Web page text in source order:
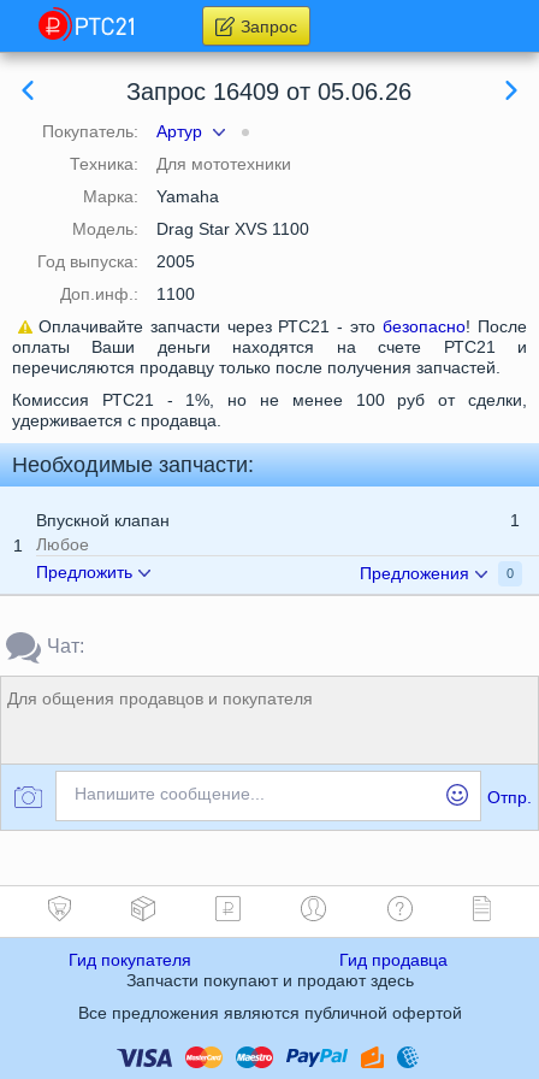
Запрос
Запрос 16409 от 05.06.26
Покупатель:
Артур
Техника:
Для мототехники
Марка:
Yamaha
Модель:
Drag Star XVS 1100
Год выпуска:
2005
Доп.инф.:
1100
Оплачивайте запчасти через РТС21 - это безопасно! После
оплаты Ваши деньги находятся на счете РТС21 и
перечисляются продавцу только после получения запчастей.
Комиссия РТС21 - 1%, но не менее 100 руб от сделки,
удерживается с продавца.
Необходимые запчасти:
1
Впускной клапан
1
Любое
Предложить
Предложения 0
Чат:
Для общения продавцов и покупателя
Напишите сообщение... Отпр.
Гид покупателя
Гид продавца
Запчасти покупают и продают здесь
Все предложения являются публичной офертой